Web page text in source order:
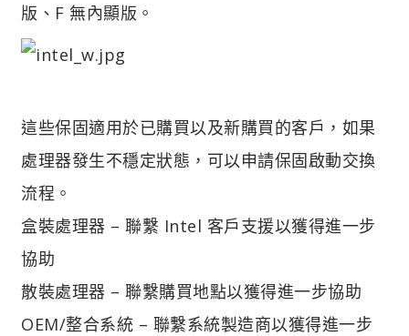
版、F 無內顯版。
這些保固適用於已購買以及新購買的客戶，如果
處理器發生不穩定狀態，可以申請保固啟動交換
流程。
盒裝處理器 – 聯繫 Intel 客戶支援以獲得進一步
協助
散裝處理器 – 聯繫購買地點以獲得進一步協助
OEM/整合系統 – 聯繫系統製造商以獲得進一步